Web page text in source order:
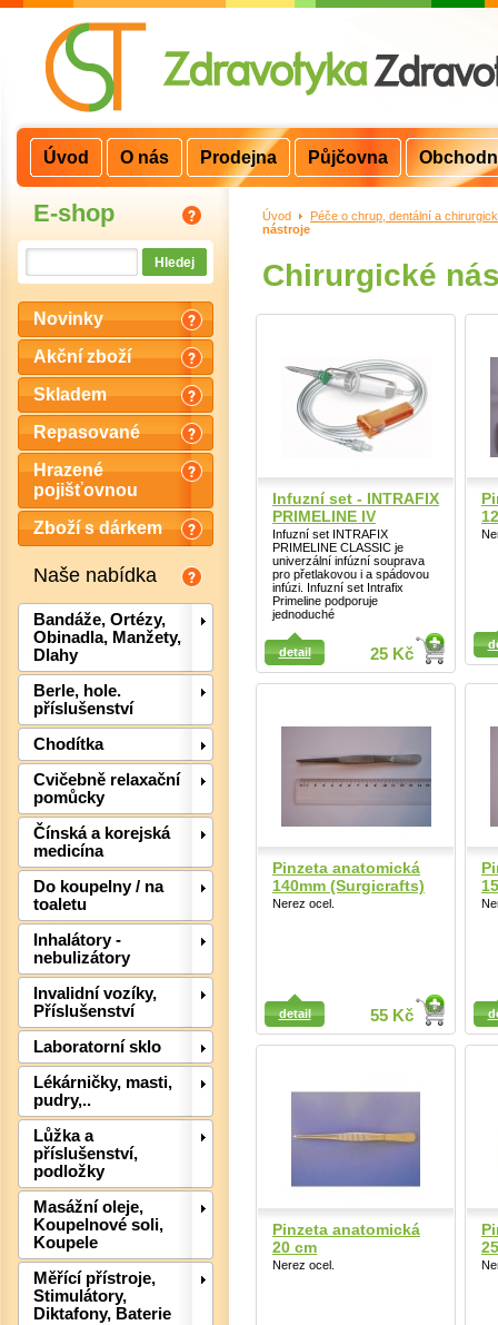
E-shop
Novinky
Akční zboží
Skladem
Repasované
Hrazené
pojišťovnou
Zboží s dárkem
Naše nabídka
Bandáže, Ortézy,
Obinadla, Manžety,
Dlahy
Berle, hole.
příslušenství
Chodítka
Cvičebně relaxační
pomůcky
Čínská a korejská
medicína
Do koupelny / na
toaletu
Inhalátory -
nebulizátory
Invalidní vozíky,
Příslušenství
Laboratorní sklo
Lékárničky, masti,
pudry,..
Lůžka a
příslušenství,
podložky
Masážní oleje,
Koupelnové soli,
Koupele
Měřící přístroje,
Stimulátory,
Diktafony, Baterie
Úvod >
Péče o chrup, dentální a
nástroje
Chirurgické
Infuzní set - INTRAFIX
PRIMELINE IV
Infuzní set INTRAFIX
PRIMELINE CLASSIC je
univerzální infúzní souprava
pro přetlakovou i a spádovou
infúzi. Infuzní set Intrafix
Primeline podporuje
jednoduché
25 Kč
detail
Detail
Detail
Pinzeta anatomická
140mm (Surgicrafts)
Nerez ocel.
55 Kč
detail
Detail
Detail
Pinzeta anatomická
20 cm
Nerez ocel.
Úvod O nás Prodejna Půjčovna